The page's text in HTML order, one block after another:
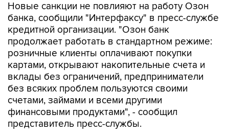
Новые санкции не повлияют на работу Озон
банка, сообщили "Интерфаксу" в пресс-службе
кредитной организации. "Озон банк
продолжает работать в стандартном режиме:
розничные клиенты оплачивают покупки
картами, открывают накопительные счета и
вклады без ограничений, предприниматели
без всяких проблем пользуются своими
счетами, займами и всеми другими
финансовыми продуктами", - сообщил
представитель пресс-службы.